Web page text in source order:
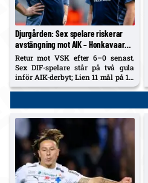
Djurgården: Sex spelare riskerar
avstängning mot AIK – Honkavaara
förväntar sig annan intensitet mot
VSK
Retur mot VSK efter 6–0 senast.
Sex DIF-spelare står på två gula
inför AIK-derbyt; Lien 11 mål på 14,
fyra raka nollor, Ringberg in från